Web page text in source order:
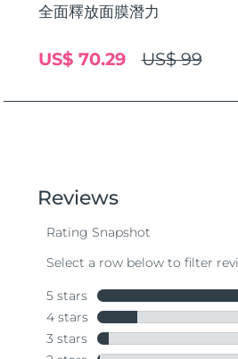
全面釋放面膜潛力
US$ 99
US$ 70.29